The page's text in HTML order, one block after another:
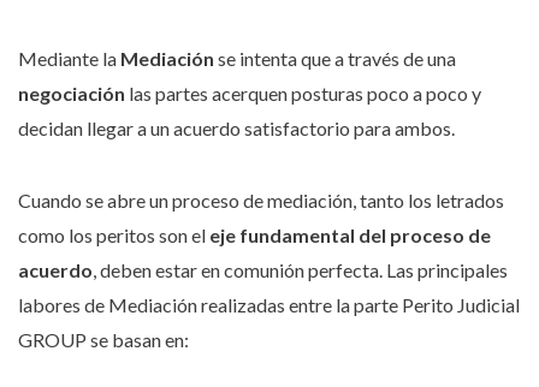
Mediante la Mediación se intenta que a través de una
negociación las partes acerquen posturas poco a poco y
decidan llegar a un acuerdo satisfactorio para ambos.
Cuando se abre un proceso de mediación, tanto los letrados
como los peritos son el eje fundamental del proceso de
acuerdo, deben estar en comunión perfecta. Las principales
labores de Mediación realizadas entre la parte Perito Judicial
GROUP se basan en: